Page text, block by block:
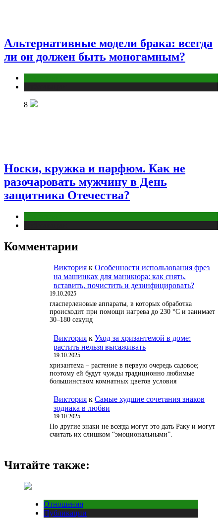
Альтернативные модели брака: всегда
ли он должен быть моногамным?
8
Носки, кружка и парфюм. Как не
разочаровать мужчину в День
защитника Отечества?
Комментарии
Виктория к Особенности использования фрез
на машинках для маникюра: как снять,
вставить, почистить и дезинфицировать?
19.10.2025
гласперленовые аппараты, в которых обработка
происходит при помощи нагрева до 230 °С и занимает
30–180 секунд
Виктория к Уход за хризантемой в доме:
растить нельзя высаживать
19.10.2025
хризантема – растение в первую очередь садовое;
поэтому ей будут чужды традиционно любимые
большинством комнатных цветов условия
Виктория к Самые худшие сочетания знаков
зодиака в любви
19.10.2025
Но другие знаки не всегда могут это дать Раку и могут
считать их слишком “эмоциональными”.
Читайте также:
Отношения
Публикации